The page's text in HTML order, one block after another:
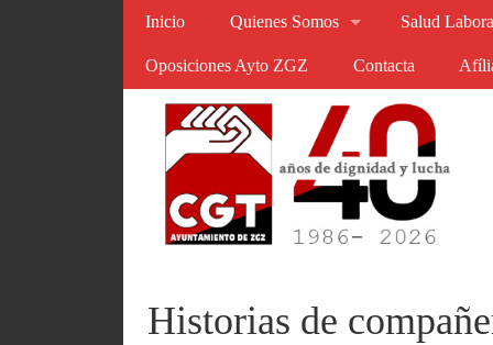
Inicio Quienes Somos Salud
Oposiciones Ayto ZGZ Contacta
Historias de